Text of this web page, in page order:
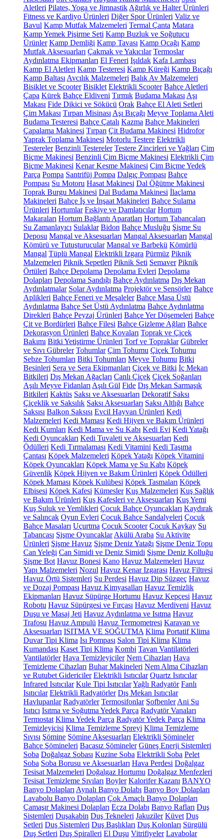
Aletleri Pilates, Yoga ve Jimnastik Ağırlık ve Halter Ürünleri
Fitness ve Kardiyo Ürünleri Diğer Spor Ürünleri Valiz ve
Bavul Kamp Mutfak Malzemeleri Termal Çanta Matara
Kamp Yemek Pişirme Seti Kamp Buzluk ve Soğutucu
Ürünler Kamp Demliği Kamp Tavası Kamp Ocağı Kamp
Mutfak Aksesuarları Çakmak ve Yakıcılar Termoslar
Aydınlatma Ekipmanları El Feneri Işıldak Kafa Lambası
Kamp El Aletleri Kamp Testeresi Kamp Küreği Kamp Bıçağı
Kamp Baltası Avcılık Malzemeleri Balık Av Malzemeleri
Bisiklet ve Scooter Bisiklet Elektrikli Scooter Bahçe Aletleri
Çapa Kürek Bahçe Eldiveni Tırmık Budama Makası Aşı
Makası Fide Dikici ve Sökücü Orak Bahçe El Aleti Setleri
Çim Makası Tırpan Misinası Aşı Bıçağı Meyve Toplama Aleti
Budama Testeresi Bahçe Çatalı Kazma Bahçe Makineleri
Çapalama Makinesi Tırpan Çit Budama Makinesi Hidrofor
Yaprak Toplama Makinesi Motorlu Testere Elektrikli
Testereler Benzinli Testereler Testere Zincirleri ve Yağları Çim
Biçme Makinesi Benzinli Çim Biçme Makinesi Elektrikli Çim
Biçme Makinesi Kenar Kesme Makinesi Çim Biçme Yedek
Parça Pompa Santrifüj Pompa Dalgıç Pompası Bahçe
Pompası Su Motoru Hasat Makinesi Dal Öğütme Makinesi
Toprak Burgu Makinesi Dal Budama Makinesi İlaçlama
Makineleri Bahçe İş ve İnşaat Makineleri Bahçe Sulama
Ürünleri Hortumlar Fıskiye ve Damlatıcılar Hortum
Makaraları Hortum Bağlantı Aparatları Hortum Tabancaları
Su Zamanlayıcı Sulaklar Bidon Bahçe Musluğu Şişme Su
Deposu Mangal ve Aksesuarları Mangal Aksesuarları Mangal
Kömürü ve Tutuşturucular Mangal ve Barbekü Kömürlü
Mangal Tüplü Mangal Elektrikli Izgara Pürmüz Piknik
Malzemeleri Piknik Sepetleri Piknik Seti Semaver Piknik
Örtüleri Bahçe Depolama Depolama Evleri Depolama
Dolapları Depolama Sandığı Bahçe Aydınlatma Dış Mekan
Aydınlatmalar Solar Aydınlatma Projektör ve Sensörler Bahçe
Aplikleri Bahçe Feneri ve Meşaleler Bahçe Masa Üstü
Aydınlatma Bahçe Set Üstü Aydınlatma Bahçe Aydınlatma
Direkleri Bahçe Peyzaj Ürünleri Bahçe Yer Döşemeleri Bahçe
Çit ve Bordürleri Bahçe Filesi Bahçe Gizleme Ağları Bahçe
Dekorasyon Ürünleri Bahçe Kovaları Toprak ve Çiçek
Bakımı Bitki Yetiştirme Ürünleri Torf ve Topraklar Gübreler
ve Sıvı Gübreler Tohumlar Çim Tohumu Çiçek Tohumu
Sebze Tohumları Bitki Tohumları Meyve Tohumu Bitki
Besinleri Sera ve Sera Ekipmanları Çiçek ve Bitki İç Mekan
Bitkileri Dış Mekan Ağaçları Canlı Çiçek Çiçek Soğanları
Aşılı Meyve Fidanları Aşılı Gül Fide Dış Mekan Sarmaşık
Bitkileri Kaktüs Saksı ve Aksesuarları Dekoratif Saksı
Çiçeklik ve Saksılık Saksı Aksesuarları Saksı Altlığı Bahçe
Saksısı Balkon Saksısı Evcil Hayvan Ürünleri Kedi
Malzemeleri Kedi Maması Kedi Hijyen ve Bakım Ürünleri
Kedi Kumları Kedi Mama ve Su Kabı Kedi Evi Kedi Yatağı
Kedi Oyuncakları Kedi Tuvaleti ve Aksesuarları Kedi
Ödülleri Kedi Tırmalaması Kedi Vitamini Kedi Taşıma
Çantası Köpek Malzemeleri Köpek Yatağı Köpek Vitamini
Köpek Oyuncakları Köpek Mama ve Su Kabı Köpek
Güvenlik Köpek Hijyen ve Bakım Ürünleri Köpek Ödülleri
Köpek Maması Köpek Kulübesi Köpek Tasmaları Köpek
Elbisesi Köpek Kafesi Kümesler Kuş Malzemeleri Kuş Sağlık
ve Bakım Ürünleri Kuş Kafesleri ve Aksesuarları Kuş Yemi
Kuş Suluk ve Yemlikleri Çocuk Bahçe Oyuncakları Kaydırak
ve Salıncak Oyun Evleri Çocuk Bahçe Sandalyeleri Çocuk
Bahçe Masaları Uçurtma Çocuk Scooter Çocuk Kaykay Su
Tabancası Şişme Oyuncaklar Akülü Araba Su Aktivite
Ürünleri Şişme Havuz Şişme Deniz Yatağı Şişme Deniz Topu
Can Yeleği Can Simidi ve Deniz Simidi Şişme Deniz Kolluğu
Şişme Bot Havuz Bonesi Kano Havuz Malzemeleri Havuz
Yapı Malzemeleri Nozul Havuz Kenar Izgarası Havuz Filtresi
Havuz Örtü Sistemleri Su Perdesi Havuz Dip Süzgeç Havuz
ve Dozaj Pompası Havuz Kimyasalları Havuz Temizlik
Ekipmanları Havuz Süpürge Hortumu Havuz Kepçesi Havuz
Robotu Havuz Süpürgesi ve Fırçası Havuz Merdiveni Havuz
Duşu ve Masaj Jeti Havuz Aydınlatma ve Isıtma Havuz
Trafosu Havuz Ampulü Havuz Termometresi Karavan ve
Aksesuarları ISITMA VE SOĞUTMA Klima Portatif Klima
Duvar Tipi Klima Isı Pompası Salon Tipi Klima Klima
Kumandası Kaset Tipi Klima Kombi Tavan Vantilatörleri
Vantilatörler Hava Temizleyiciler Nem Cihazları Hava
Temizleme Cihazları Buhar Makineleri Nem Alma Cihazları
ve Rutubet Gidericiler Elektrikli Isıtıcılar Quartz Isıtıcılar
Infrared Isıtıcılar Kule Tipi IsıtıcılarYağlı Radyatör Fanlı
Isıtıcılar Elektrikli Radyatörler Dış Mekan Isıtıcılar
Havlupanlar Radyatörler Termosifonlar Şofbenler Ani Su
Isıtıcı Isıtma ve Soğutma Yedek Parça Radyatör Vanaları
Termostat Klima Yedek Parça Radyatör Yedek Parça Klima
Temizleyicisi Klima Temizleme Spreyi Klima Temizleme
Sıvısı Şömine Şömine Aksesuarları Elektrikli Şömineler
Bahçe Şömineleri Bacasız Şömineler Güneş Enerji Sistemleri
Soba Doğalgaz Sobası Kuzine Soba Elektrikli Soba Pelet
Soba Soba Borusu ve Aksesuarları Hava Perdesi Doğalgaz
Tesisat Malzemeleri Doğalgaz Hortumu Doğalgaz Menfezleri
Tesisat Temizleme Sıvıları Boyler Kalorifer Kazanı BANYO
Banyo Dolapları Aynalı Banyo Dolabı Banyo Boy Dolapları
Lavabolu Banyo Dolapları Çok Amaçlı Banyo Dolapları
Çamaşır Makinesi Dolapları Ecza Dolabı Banyo Rafları Duş
Sistemleri Duşakabin Duş Tekneleri Jakuziler Küvet Duş
Setleri Duş Sistemleri Duş Başlıkları Duş Kolonları Sürgülü
Duş Setleri Duş Spiralleri El Duşu Vitrifiyeler Lavabolar